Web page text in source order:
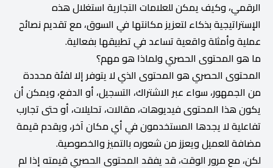
الرقمي، وكيف يمكن للعلامات التجارية استغلال هذه
الإستراتيجية بذكاء لتعزيز مكانتها في السوق، مع تقديم نصائح
عملية وأمثلة واقعية تساعد في تطبيقها بفعالية.
ما هو المحتوى الحصري ولماذا هو مهم؟
المحتوى الحصري هو المحتوى الذي لا يتوفر إلا لفئة محددة
من الجمهور، سواء عبر الاشتراك، التسجيل، أو الدفع، ويمكن أن
يكون هذا المحتوى فيديوهات، مقالات، تحليلات، أو حتى تجارب
تفاعلية لا يجدها المستخدمون في أي مكان آخر، ويقدم قيمة
مضافة للعميل ويعزز من شعوره بالتميز والخصوصية.
لكن، مع مرور الوقت، قد يفقد المحتوى الحصري قيمته إذا لم